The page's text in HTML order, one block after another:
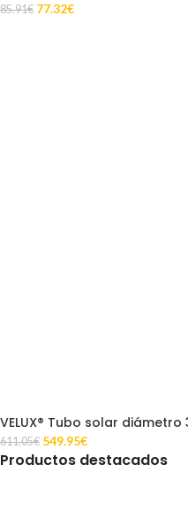
85.91€ 77.32€
VELUX® Tubo solar
611.05€ 549.95€
Productos destacados